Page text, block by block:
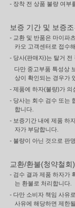
- 장착 전 상품 불량 여부
보증 기간 및 보증
- 교환 및 반품은 마이파
카오 고객센터로 접수
- 당사(판매자)는 탈거
다만 중고부품 특성상
상이 확인되는 경우가
- 제품에 하자(불량)가 의
- 당사는 회수 검수 또는
합니다.
- 보증기간 내에 제품 하
자가 부담합니다.
- 불량이 아닌 것으로 판
교환/환불(청약철회
- 검수 결과 제품 하자가
는 환불로 처리합니다.
- 다만 소비자 책임 사유
사유에 해당하면 제한